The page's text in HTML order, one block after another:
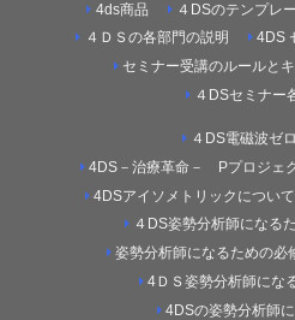
4ds商品
４DSのテンプレ
４ＤＳの各部門の説明
4DS
セミナー受講のルールと
４DSセミナー
４DS電磁波ゼ
4DS－治療革命－ Pプロジェ
4DSアイソメトリックについて
４DS姿勢分析師になる
姿勢分析師になるための必
4ＤＳ姿勢分析師にな
4DSの姿勢分析師